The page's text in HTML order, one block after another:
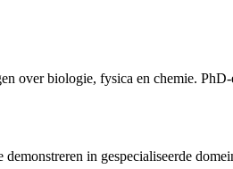
over biologie, fysica en chemie.
in gespecialiseerde